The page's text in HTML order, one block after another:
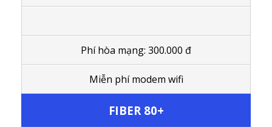
Phí hòa mạng: 300.000 đ
Miễn phí modem wifi
FIBER 80+